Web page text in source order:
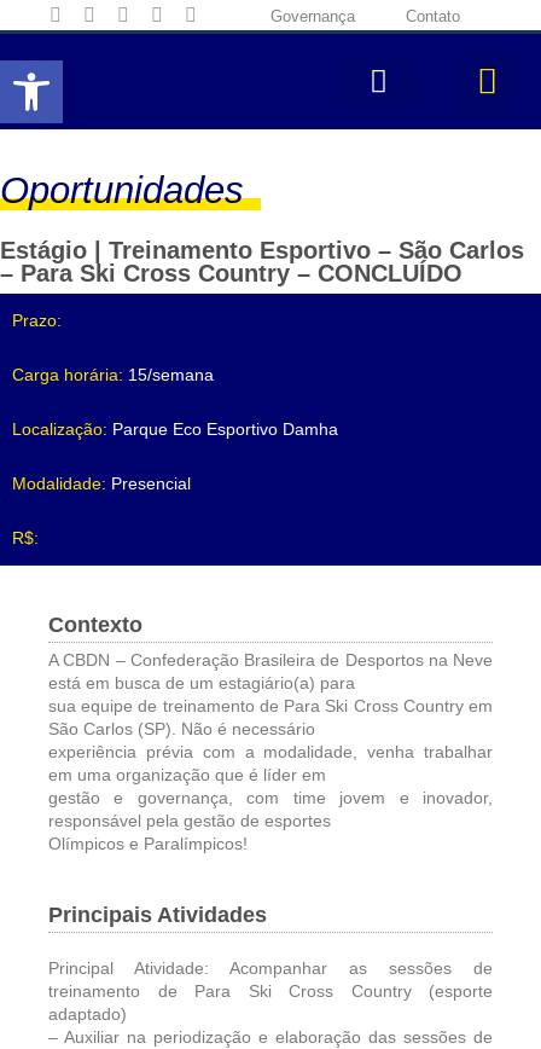
Governança Contato
Oportunidades
Estágio | Treinamento Esportivo – São Carlos
– Para Ski Cross Country – CONCLUÍDO
Prazo:
Carga horária: 15/semana
Localização: Parque Eco Esportivo Damha
Modalidade: Presencial
R$:
Contexto
A CBDN – Confederação Brasileira de Desportos na Neve
está em busca de um estagiário(a) para
sua equipe de treinamento de Para Ski Cross Country em
São Carlos (SP). Não é necessário
experiência prévia com a modalidade, venha trabalhar
em uma organização que é líder em
gestão e governança, com time jovem e inovador,
responsável pela gestão de esportes
Olímpicos e Paralímpicos!
Principais Atividades
Principal Atividade: Acompanhar as sessões de
treinamento de Para Ski Cross Country (esporte
adaptado)
– Auxiliar na periodização e elaboração das sessões de
Abrir a barra de ferramentas